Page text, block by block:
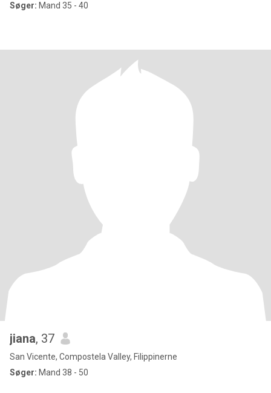
Søger: Mand 35 - 40
jiana, 37
San Vicente, Compostela Valley, Filippinerne
Søger: Mand 38 - 50